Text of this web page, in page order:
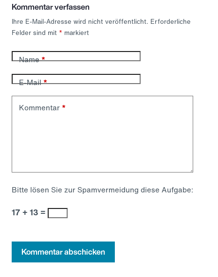
Kommentar verfassen
Ihre E-Mail-Adresse wird nicht veröffentlicht. Erforderliche
Felder sind mit * markiert
Name*
E-Mail*
Kommentar *
Bitte lösen Sie zur Spamvermeidung diese Aufgabe:
17 + 13 =
Kommentar abschicken